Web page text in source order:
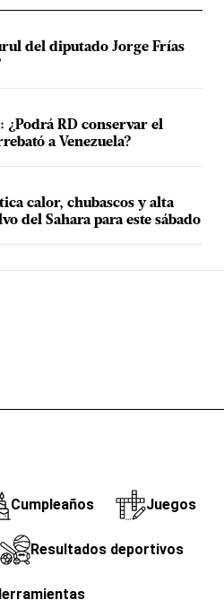
del diputado Jorge Frías
¿Podrá RD conservar el
a Venezuela?
calor, chubascos y alta
del Sahara para este sábado
Cumpleaños Juegos
Resultados deportivos